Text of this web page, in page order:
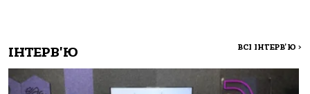
ІНТЕРВ'Ю ВСІ ІНТЕРВ'Ю >